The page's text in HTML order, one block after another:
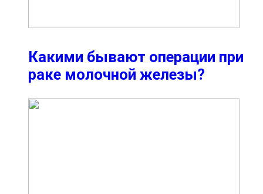
Какими бывают операции при
раке молочной железы?